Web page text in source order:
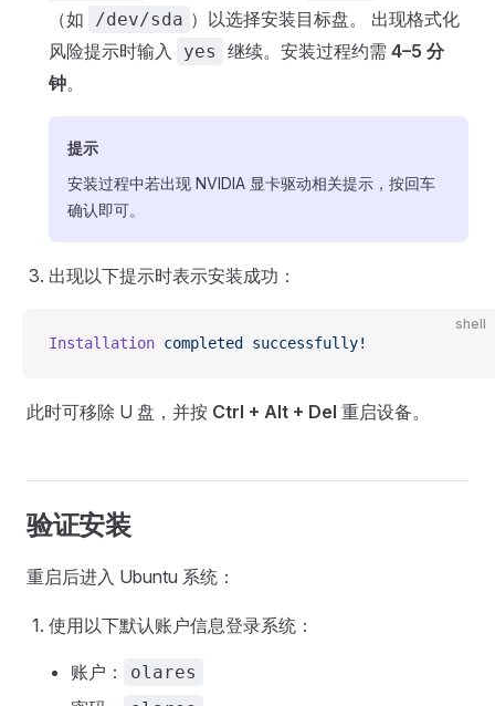
（如
/dev/sda ）以选择安装目标盘。 出现格式化
风险提示时输入
yes 继续。安装过程约需 4–5 分
钟。
提示
安装过程中若出现 NVIDIA 显卡驱动相关提示，按回车
确认即可。
出现以下提示时表示安装成功：
shell
Installation completed successfully!
此时可移除 U 盘，并按 Ctrl + Alt + Del 重启设备。
验证安装
重启后进入 Ubuntu 系统：
使用以下默认账户信息登录系统：
账户： olares